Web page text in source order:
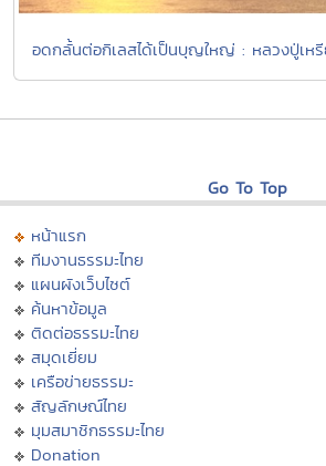
อดกลั้นต่อกิเลสได้เป็นบุญใหญ่ : หลวงปู่เห
Go To Top
หน้าแรก
ทีมงานธรรมะไทย
แผนผังเว็บไซต์
ค้นหาข้อมูล
ติดต่อธรรมะไทย
สมุดเยี่ยม
เครือข่ายธรรมะ
สัญลักษณ์ไทย
มุมสมาชิกธรรมะไทย
Donation